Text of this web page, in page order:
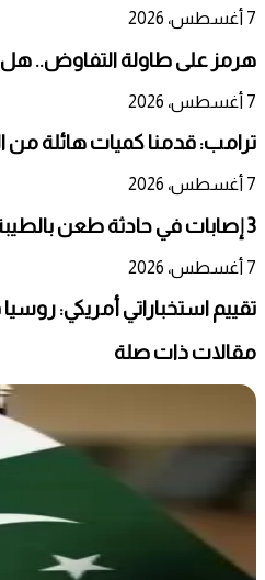
7 أغسطس، 2026
هرمز على طاولة التفاوض.. هل
7 أغسطس، 2026
ترامب: قدمنا كميات هائلة من
7 أغسطس، 2026
3 إصابات في حادثة طعن بالطيبة داخل أراضي الـ48
7 أغسطس، 2026
تقييم استخباراتي أمريكي: روسيا قد
مقالات ذات صلة